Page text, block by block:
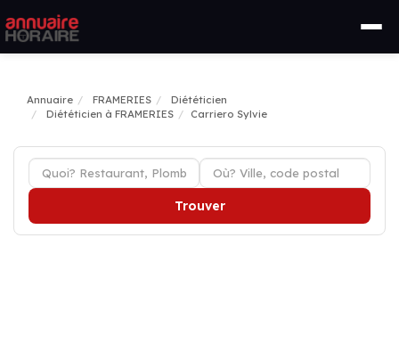
Annuaire FRAMERIES
Diététicien
Diététicien à FRAMERIES
Carriero Sylvie
Trouver